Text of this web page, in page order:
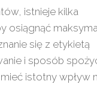
istnieje kilka
osiągnąć
się z etykietą
i sposób
istotny wpływ